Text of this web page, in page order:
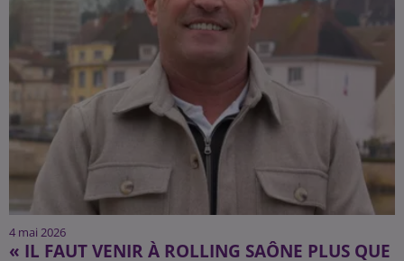
4 mai 2026
« IL FAUT VENIR À ROLLING SAÔNE PLUS QUE